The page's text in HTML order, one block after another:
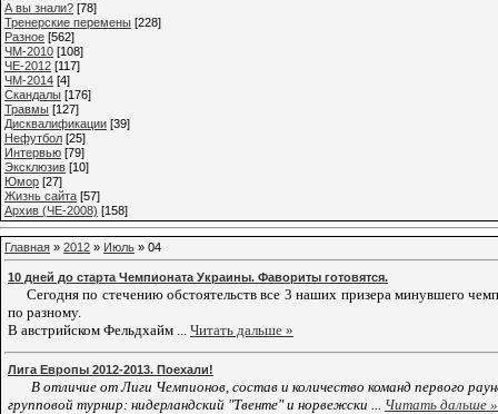
А вы знали? [78]
Тренерские перемены [228]
Разное [562]
ЧМ-2010 [108]
ЧЕ-2012 [117]
ЧМ-2014 [4]
Cкандалы [176]
Травмы [127]
Дисквалификации [39]
Нефутбол [25]
Интервью [79]
Эксклюзив [10]
Юмор [27]
Жизнь сайта [57]
Архив (ЧЕ-2008) [158]
Главная » 2012 » Июль » 04
10 дней до старта Чемпионата Украины. Фавориты готовятся.
Сегодня по стечению обстоятельств все 3 наших призера минувшего
по разному.
В австрийском Фельдхайм ... Читать дальше »
Лига Европы 2012-2013. Поехали!
В отличие от Лиги Чемпионов, состав и количество команд первого
групповой турнир: нидерландский "Твенте" и норвежски
Читать дальше »